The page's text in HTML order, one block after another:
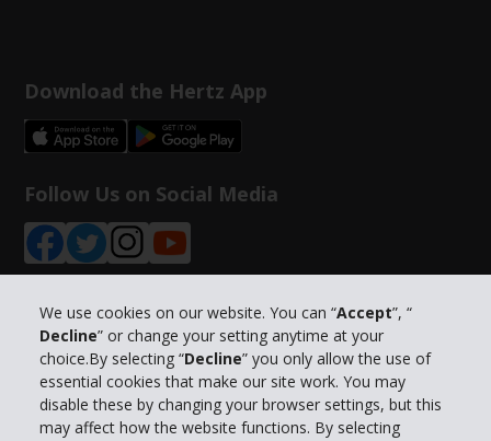
We use cookies on our website. You can “Accept”, “
Decline” or change your setting anytime at your
choice.By selecting “Decline” you only allow the use of
essential cookies that make our site work. You may
disable these by changing your browser settings, but this
may affect how the website functions. By selecting
Download the Hertz App
Follow Us on Social Media
Info su Hertz
Business